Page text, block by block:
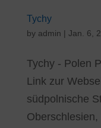
Tychy
by admin | Jan. 6,
Tychy - Polen
Link zur
südpolnische